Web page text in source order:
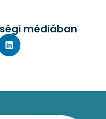
médiában